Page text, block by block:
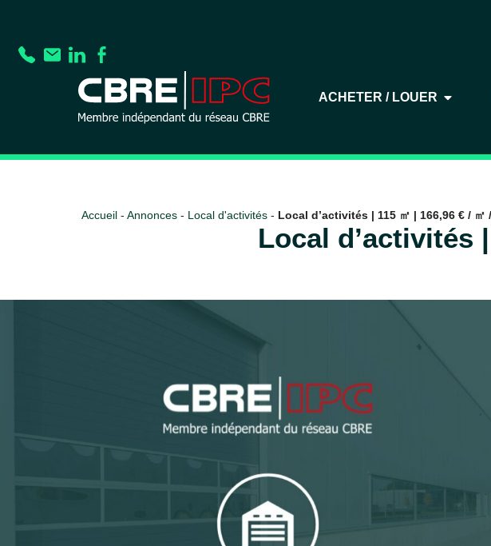
ACHETER / LOUER
Accueil - Annonces - Local d'activités - Local d’activités | 115 ㎡ | 166,96 € / ㎡
Local d’activités